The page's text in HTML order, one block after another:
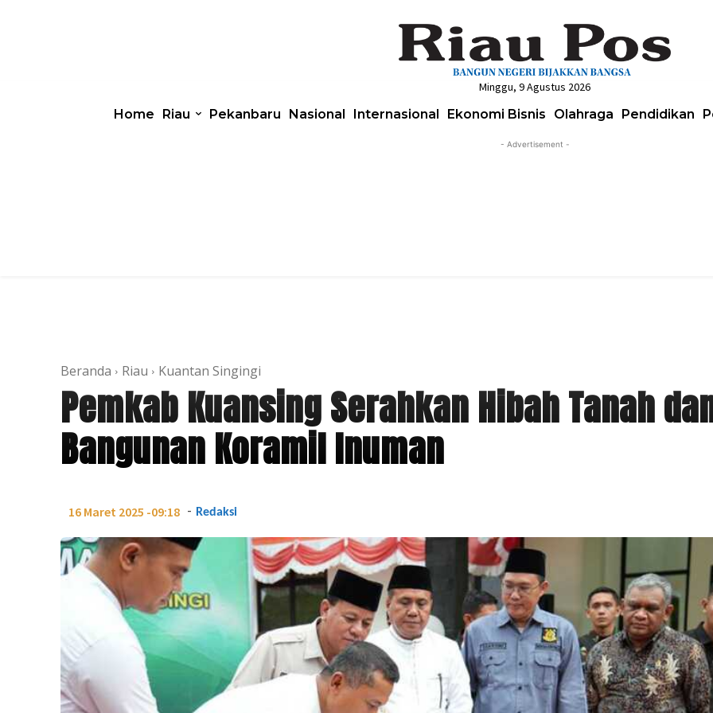
Minggu, 9 Agustus 2026
Home Riau Pekanbaru Nasional Internasional Ekonomi Bisnis Olahraga Pendidikan
- Advertisement -
Beranda Riau Kuantan Singingi
Pemkab Kuansing Serahkan Hibah Tanah
Bangunan Koramil Inuman
16 Maret 2025 -09:18 - Redaksi